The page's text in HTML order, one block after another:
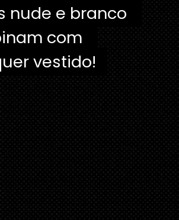
nude e branco
com
vestido!
nude e branco
com
vestido!